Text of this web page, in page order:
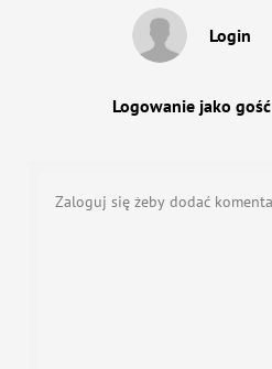
Login
Logowanie jako gość